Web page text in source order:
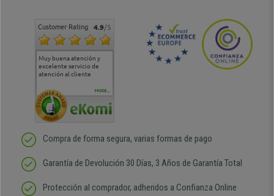
Customer Rating 4.9/5
Muy buena atención y
excelente servicio de
atención al cliente
Muy buena atención de
cara al asesoramiento
Si estoy contento
MORE...
Compra de forma segura, varias formas de pago
Garantía de Devolución 30 Días, 3 Años de Garantía Total
Protección al comprador, adheridos a Confianza Online